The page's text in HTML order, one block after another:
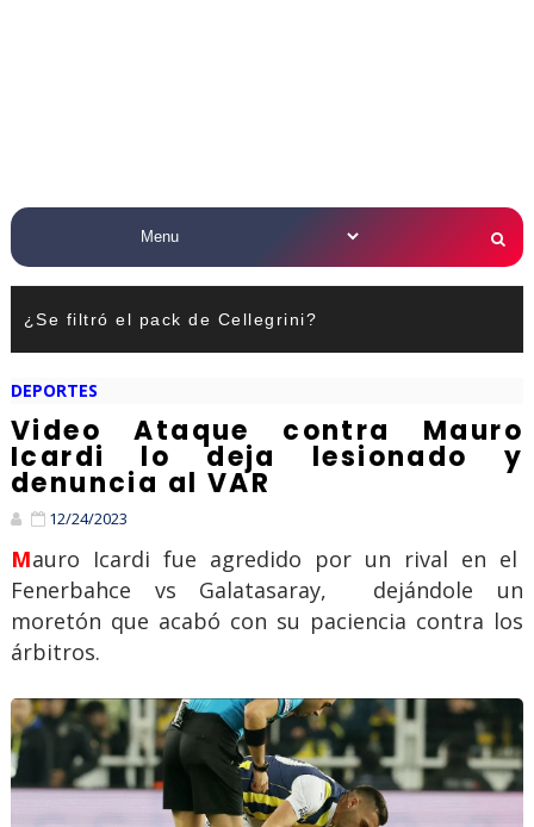
¿Se filtró el pack de Cellegrini?
DEPORTES
Video Ataque contra Mauro
Icardi lo deja lesionado y
denuncia al VAR
12/24/2023
Mauro Icardi fue agredido por un rival en el
Fenerbahce vs Galatasaray, dejándole un
moretón que acabó con su paciencia contra los
árbitros.